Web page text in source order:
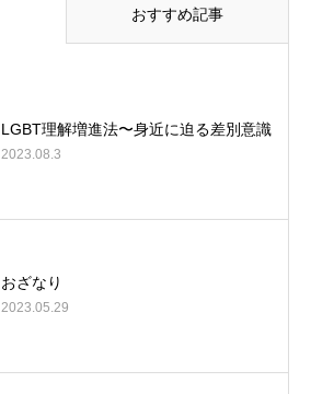
おすすめ記事
LGBT理解増進法〜身近に迫る差別意識
2023.08.3
おざなり
2023.05.29